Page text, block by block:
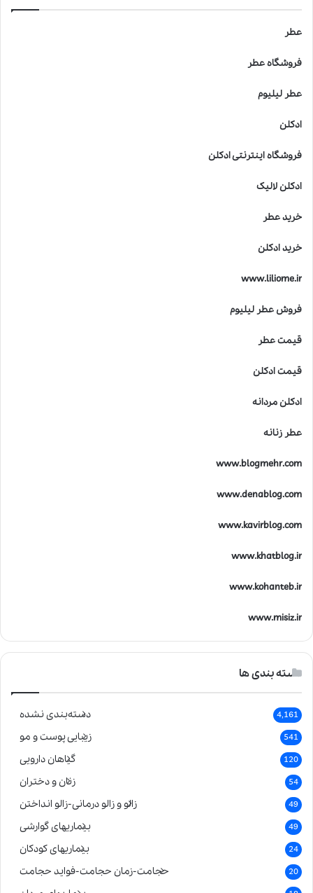
عطر
فروشگاه عطر
عطر لیلیوم
ادکلن
فروشگاه اینترنتی ادکلن
ادکلن لالیک
خرید عطر
خرید ادکلن
www.liliome.ir
فروش عطر لیلیوم
قیمت عطر
قیمت ادکلن
ادکلن مردانه
عطر زنانه
www.blogmehr.com
www.denablog.com
www.kavirblog.com
www.khatblog.ir
www.kohanteb.ir
www.misiz.ir
دسته بندی ها
دسته‌بندی نشده 4,161
زیبایی پوست و مو 541
گیاهان دارویی 120
زنان و دختران 54
زالو و زالو درمانی-زالو انداختن 49
بیماریهای گوارشی 49
بیماریهای کودکان 24
حجامت-زمان حجامت-فواید حجامت 20